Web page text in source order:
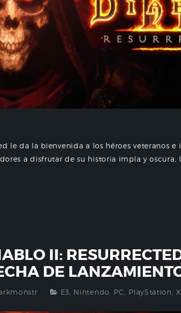
le da la bienvenida a los héroes veteranos e
a disfrutar de su historia impía y oscura,
II:
DE
E3 Nintendo PC PlayStation